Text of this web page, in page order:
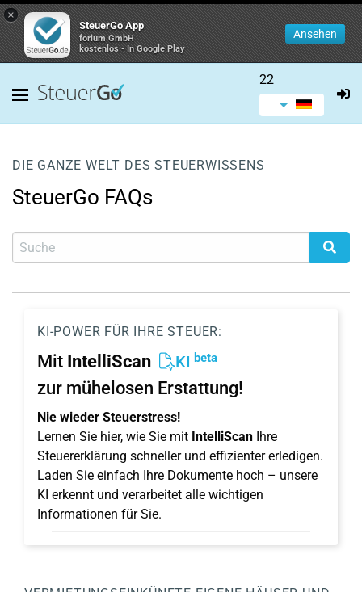
×
SteuerGo App
forium GmbH
kostenlos - In Google Play
Ansehen
22
DIE GANZE WELT DES STEUERWISSENS
SteuerGo FAQs
KI-POWER FÜR IHRE STEUER:
Mit IntelliScan KI beta
zur mühelosen Erstattung!
Nie wieder Steuerstress!
Lernen Sie hier, wie Sie mit IntelliScan Ihre
Steuererklärung schneller und effizienter erledigen.
Laden Sie einfach Ihre Dokumente hoch – unsere
KI erkennt und verarbeitet alle wichtigen
Informationen für Sie.